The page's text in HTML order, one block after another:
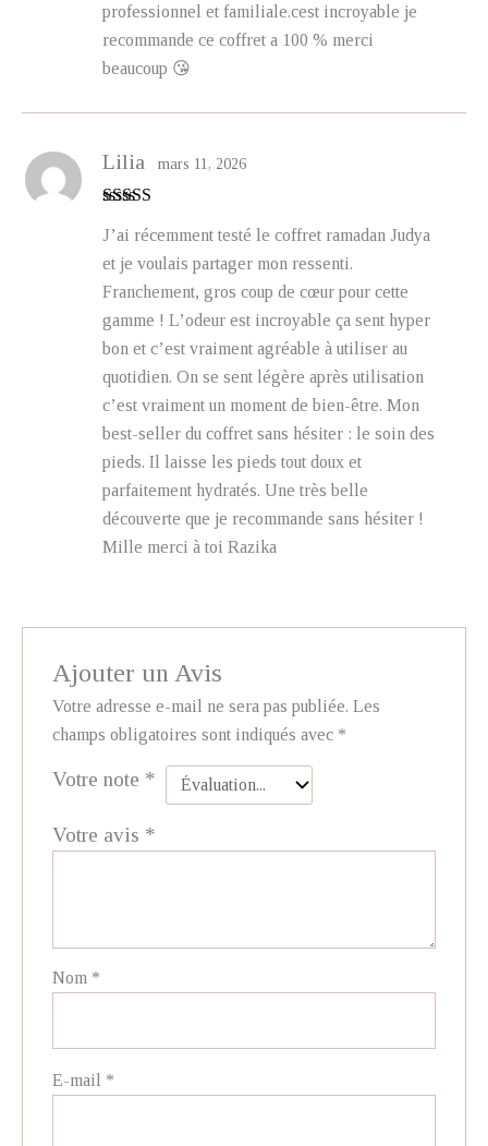
professionnel et familiale.cest incroyable je
recommande ce coffret a 100 % merci
beaucoup 😘
Lilia mars 11, 2026
J’ai récemment testé le coffret ramadan Judya
et je voulais partager mon ressenti.
Franchement, gros coup de cœur pour cette
gamme ! L’odeur est incroyable ça sent hyper
bon et c’est vraiment agréable à utiliser au
quotidien. On se sent légère après utilisation
c’est vraiment un moment de bien-être. Mon
best-seller du coffret sans hésiter : le soin des
pieds. Il laisse les pieds tout doux et
parfaitement hydratés. Une très belle
découverte que je recommande sans hésiter !
Mille merci à toi Razika
Ajouter un Avis
Votre adresse e-mail ne sera pas publiée. Les
champs obligatoires sont indiqués avec *
Votre note *
Votre avis *
Nom *
E-mail *